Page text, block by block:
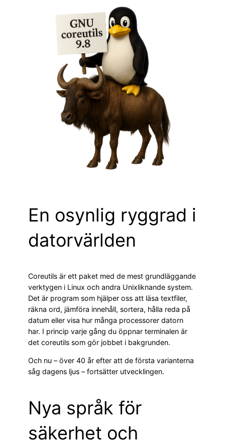
En osynlig ryggrad i
datorvärlden
Coreutils är ett paket med de mest grundläggande
verktygen i Linux och andra Unixliknande system.
Det är program som hjälper oss att läsa textfiler,
räkna ord, jämföra innehåll, sortera, hålla reda på
datum eller visa hur många processorer datorn
har. I princip varje gång du öppnar terminalen är
det coreutils som gör jobbet i bakgrunden.
Och nu – över 40 år efter att de första varianterna
såg dagens ljus – fortsätter utvecklingen.
Nya språk för
säkerhet och